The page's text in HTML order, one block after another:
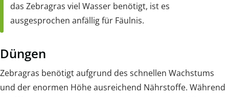
das Zebragras viel Wasser benötigt, ist es
ausgesprochen anfällig für Fäulnis.
Düngen
Zebragras benötigt aufgrund des schnellen Wachstums
und der enormen Höhe ausreichend Nährstoffe. Während